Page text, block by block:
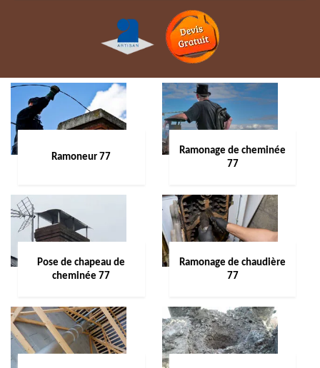
Ramoneur 77
Ramonage de cheminée
77
Pose de chapeau de
cheminée 77
Ramonage de chaudière
77